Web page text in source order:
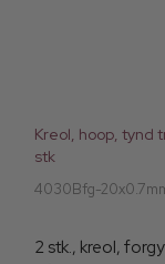
Kreol, hoop, tynd
stk
4030Bfg-
2 stk., kreol,